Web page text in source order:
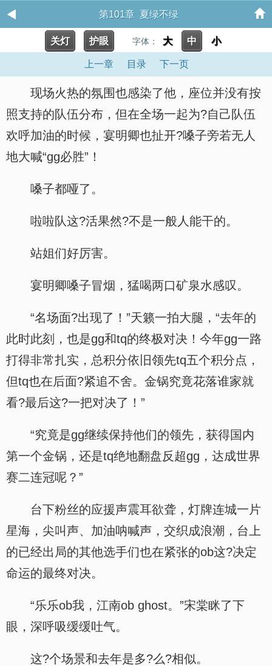
第101章 夏绿不绿
关灯 护眼 字体： 大 中 小
上一章 目录 下一页
现场火热的氛围也感染了他，座位并没有按
照支持的队伍分布，但在全场一起为?自己队伍
欢呼加油的时候，宴明卿也扯开?嗓子旁若无人
地大喊“gg必胜”！
嗓子都哑了。
啦啦队这?活果然?不是一般人能干的。
站姐们好厉害。
宴明卿嗓子冒烟，猛喝两口矿泉水感叹。
“名场面?出现了！”天籁一拍大腿，“去年的
此时此刻，也是gg和tq的终极对决！今年gg一路
打得非常扎实，总积分依旧领先tq五个积分点，
但tq也在后面?紧追不舍。金锅究竟花落谁家就
看?最后这?一把对决了！”
“究竟是gg继续保持他们的领先，获得国内
第一个金锅，还是tq绝地翻盘反超gg，达成世界
赛二连冠呢？”
台下粉丝的应援声震耳欲聋，灯牌连城一片
星海，尖叫声、加油呐喊声，交织成浪潮，台上
的已经出局的其他选手们也在紧张的ob这?决定
命运的最终对决。
“乐乐ob我，江南ob ghost。”宋棠眯了下
眼，深呼吸缓缓吐气。
这?个场景和去年是多?么?相似。